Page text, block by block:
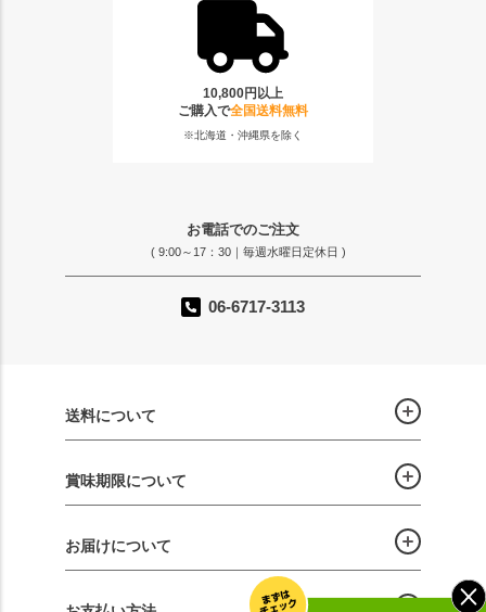
10,800円以上
ご購入で全国送料無料
※北海道・沖縄県を除く
お電話でのご注文
( 9:00～17：30｜毎週水曜日定休日 )
06-6717-3113
送料について
賞味期限について
お届けについて